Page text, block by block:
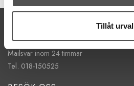
Tillåt urval
kontakt@symaskinsboden.se
Mailsvar inom 24 timmar
Tel. 018-150525